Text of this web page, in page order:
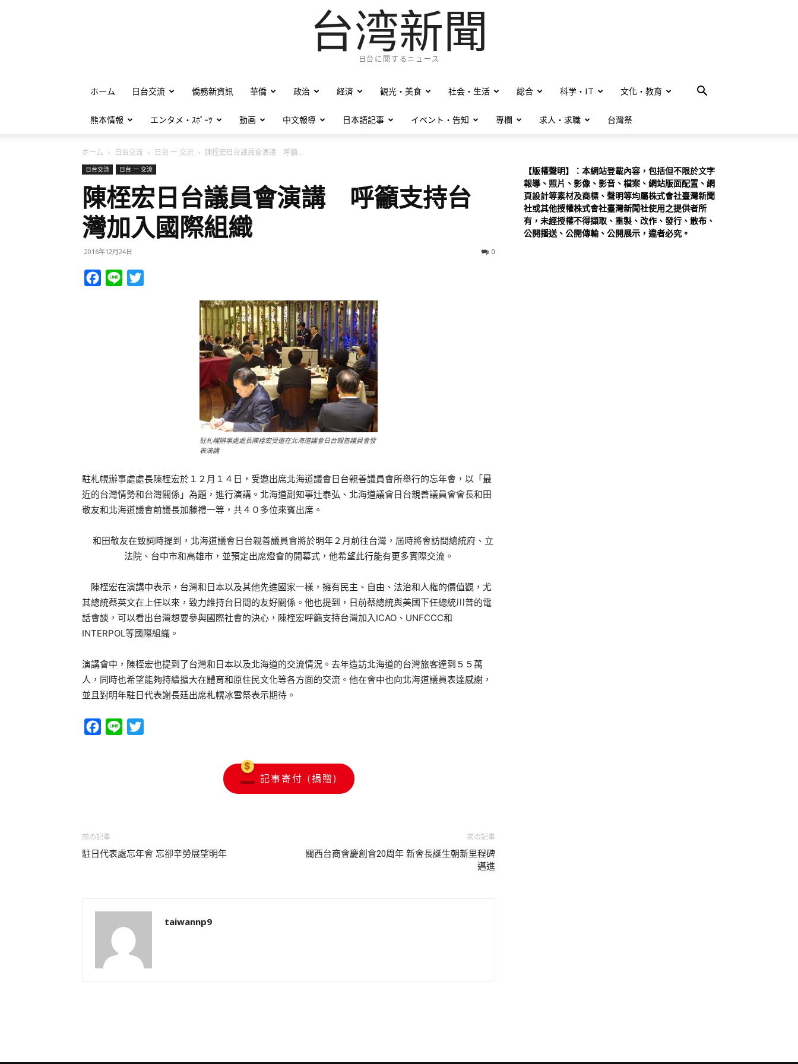
台湾新聞
日台に関するニュース
ホーム 日台交流 僑務新資訊 華僑 政治 経済 観光・美食 社会・生活 総合 科学・IT 文化・教育
熊本情報 エンタメ・ｽﾎﾟｰﾂ 動画 中文報導 日本語記事 イベント・告知 專欄 求人・求職 台灣祭
ホーム 日台交流 日台 ー 交流 陳桎宏日台議員會演講 呼籲...
日台交流 日台 ー 交流
陳桎宏日台議員會演講 呼籲支持台
灣加入國際組織
2016年12月24日 0
Facebook
Line
駐札幌辦事處處長陳桎宏受邀在北海道議會日台親善議員會發
表演講
駐札幌辦事處處長陳桎宏於１２月１４日，受邀出席北海道議會日台親善議員會所舉行的忘年會，以「最
近的台灣情勢和台灣關係」為題，進行演講。北海道副知事辻泰弘、北海道議會日台親善議員會會長和田
敬友和北海道議會前議長加藤禮一等，共４０多位來賓出席。
和田敬友在致詞時提到，北海道議會日台親善議員會將於明年２月前往台灣，屆時將會訪問總統府、立
法院、台中市和高雄市，並預定出席燈會的開幕式，他希望此行能有更多實際交流。
陳桎宏在演講中表示，台灣和日本以及其他先進國家一樣，擁有民主、自由、法治和人権的價值觀，尤
其總統蔡英文在上任以來，致力維持台日間的友好關係。他也提到，日前蔡總統與美國下任總統川普的電
話會談，可以看出台灣想要參與國際社會的決心，陳桎宏呼籲支持台灣加入ICAO、UNFCCC和
INTERPOL等國際組織。
演講會中，陳桎宏也提到了台灣和日本以及北海道的交流情況。去年造訪北海道的台灣旅客達到５５萬
人，同時也希望能夠持續擴大在體育和原住民文化等各方面的交流。他在會中也向北海道議員表達感謝，
並且對明年駐日代表謝長廷出席札幌冰雪祭表示期待。
Facebook
Line
記事寄付 (捐贈)
前の記事
駐日代表處忘年會 忘卻辛勞展望明年
次の記事
關西台商會慶創會20周年 新會長誕生朝新里程碑
邁進
taiwannp9
【版權聲明】：本網站登載內容，包括但不限於文字
報導、照片、影像、影音、檔案、網站版面配置、網
頁設計等素材及商標、聲明等均屬株式會社臺灣新聞
社或其他授權株式會社臺灣新聞社使用之提供者所
有，未經授權不得擷取、重製、改作、發行、散布、
公開播送、公開傳輸、公開展示，違者必究。